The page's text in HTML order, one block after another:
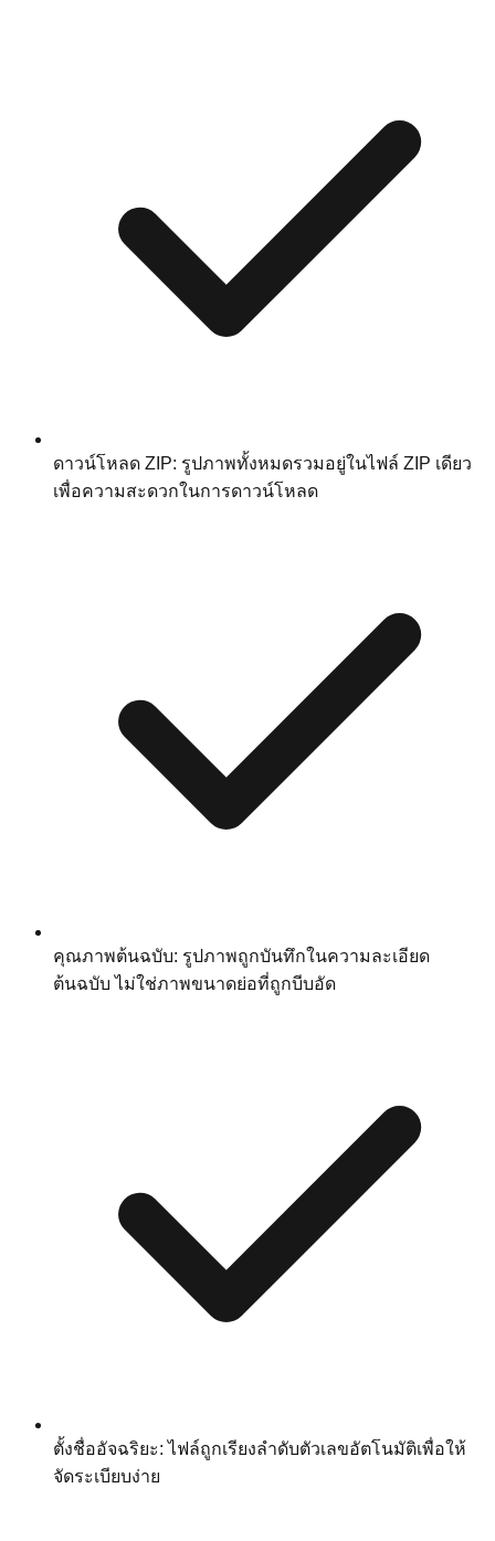
ดาวน์โหลด ZIP: รูปภาพทั้งหมดรวมอยู่ในไฟล์ ZIP เดียว
เพื่อความสะดวกในการดาวน์โหลด
คุณภาพต้นฉบับ: รูปภาพถูกบันทึกในความละเอียด
ต้นฉบับ ไม่ใช่ภาพขนาดย่อที่ถูกบีบอัด
ตั้งชื่ออัจฉริยะ: ไฟล์ถูกเรียงลำดับตัวเลขอัตโนมัติเพื่อให้
จัดระเบียบง่าย